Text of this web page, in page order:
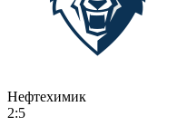
Нефтехимик
2:5